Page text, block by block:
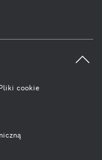
cookie